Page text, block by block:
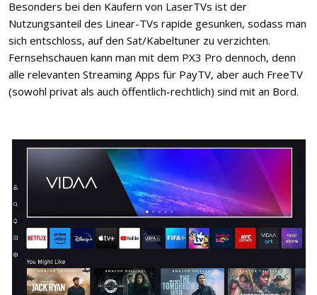
Besonders bei den Käufern von LaserTVs ist der
Nutzungsanteil des Linear-TVs rapide gesunken, sodass man
sich entschloss, auf den Sat/Kabeltuner zu verzichten.
Fernsehschauen kann man mit dem PX3 Pro dennoch, denn
alle relevanten Streaming Apps für PayTV, aber auch FreeTV
(sowohl privat als auch öffentlich-rechtlich) sind mit an Bord.